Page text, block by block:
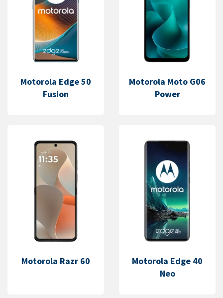
Motorola Edge 50
Fusion
Motorola Moto G06
Power
Motorola Razr 60
Motorola Edge 40
Neo